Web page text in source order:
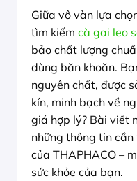
Giữa vô vàn lựa
tìm kiếm cà gai leo
bảo chất lượng
dùng băn khoăn.
nguyên chất, được
kín, minh bạch về
giá hợp lý? Bài viết
những thông tin
của THAPHACO –
sức khỏe của bạn.